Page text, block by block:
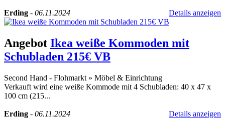
Erding - 06.11.2024 Details anzeigen
Angebot Ikea weiße Kommoden mit
Schubladen 215€ VB
Second Hand - Flohmarkt » Möbel & Einrichtung
Verkauft wird eine weiße Kommode mit 4 Schubladen: 40 x 47 x
100 cm (215...
Erding - 06.11.2024 Details anzeigen